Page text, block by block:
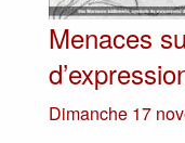
Menaces
Dimanche 17